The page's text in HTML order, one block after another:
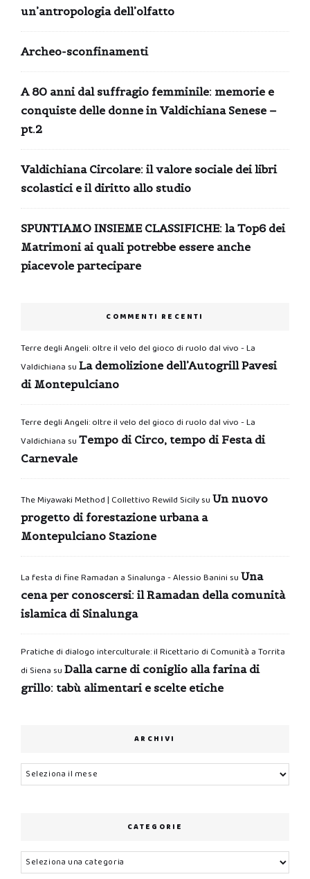
un’antropologia dell’olfatto
Archeo-sconfinamenti
A 80 anni dal suffragio femminile: memorie e
conquiste delle donne in Valdichiana Senese –
pt.2
Valdichiana Circolare: il valore sociale dei libri
scolastici e il diritto allo studio
SPUNTIAMO INSIEME CLASSIFICHE: la Top6 dei
Matrimoni ai quali potrebbe essere anche
piacevole partecipare
COMMENTI RECENTI
Terre degli Angeli: oltre il velo del gioco di ruolo dal vivo - La
Valdichiana su La demolizione dell’Autogrill Pavesi
di Montepulciano
Terre degli Angeli: oltre il velo del gioco di ruolo dal vivo - La
Valdichiana su Tempo di Circo, tempo di Festa di
Carnevale
The Miyawaki Method | Collettivo Rewild Sicilysu Un nuovo
progetto di forestazione urbana a
Montepulciano Stazione
La festa di fine Ramadan a Sinalunga - Alessio Banini su Una
cena per conoscersi: il Ramadan della comunità
islamica di Sinalunga
Pratiche di dialogo interculturale: il Ricettario di Comunità a Torrita
di Siena su Dalla carne di coniglio alla farina di
grillo: tabù alimentari e scelte etiche
ARCHIVI
Archivi
CATEGORIE
Categorie